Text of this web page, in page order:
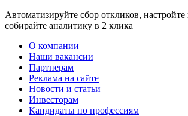
Автоматизируйте сбор откликов, настройте
собирайте аналитику в 2 клика
О компании
Наши вакансии
Партнерам
Реклама на сайте
Новости и статьи
Инвесторам
Кандидаты по профессиям